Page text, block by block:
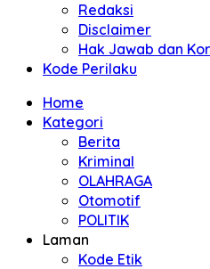
Redaksi
Disclaimer
Hak Jawab dan
Kode Perilaku
Home
Kategori
Berita
Kriminal
OLAHRAGA
Otomotif
POLITIK
Laman
Kode Etik